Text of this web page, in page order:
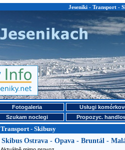
Jeseniki - Transport -
Fotogaleria Usługi
Szukam noclegi Propozyc.
Transport - Skibusy
Skibus Ostrava - Opava - Bruntál -